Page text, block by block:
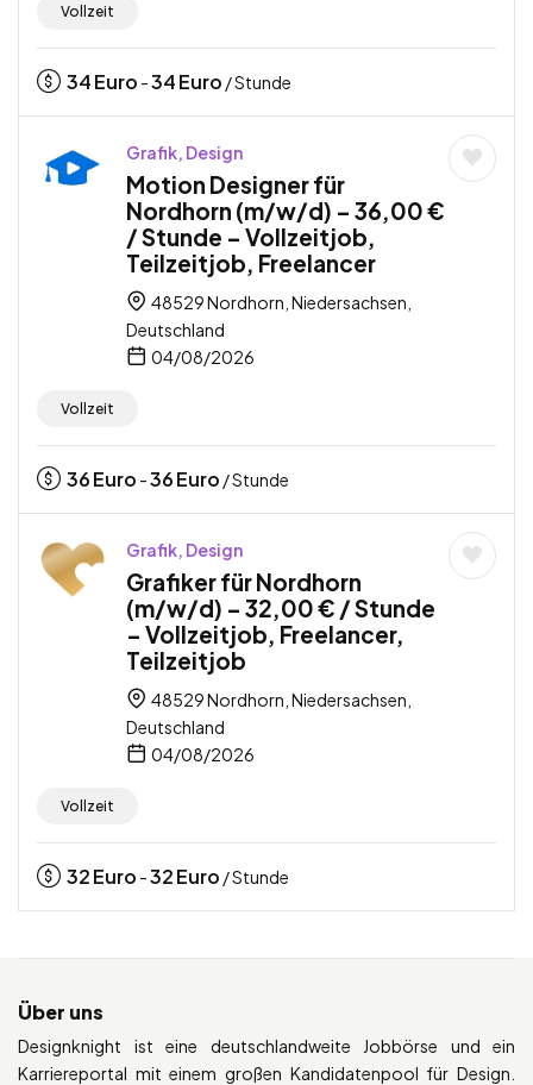
Vollzeit
34Euro -34Euro / Stunde
Grafik, Design
Motion Designer für
Nordhorn (m/w/d) – 36,00 €
/ Stunde – Vollzeitjob,
Teilzeitjob, Freelancer
48529 Nordhorn, Niedersachsen,
Deutschland
04/08/2026
Vollzeit
36Euro -36Euro / Stunde
Grafik, Design
Grafiker für Nordhorn
(m/w/d) – 32,00 € / Stunde
– Vollzeitjob, Freelancer,
Teilzeitjob
48529 Nordhorn, Niedersachsen,
Deutschland
04/08/2026
Vollzeit
32Euro -32Euro / Stunde
Über uns
Designknight ist eine deutschlandweite Jobbörse und ein
Karriereportal mit einem großen Kandidatenpool für Design.